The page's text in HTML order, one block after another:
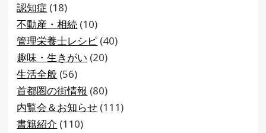
認知症 (18)
不動産・相続 (10)
管理栄養士レシピ (40)
趣味・生きがい (20)
生活全般 (56)
首都圏の街情報 (80)
内覧会＆お知らせ (111)
書籍紹介 (110)